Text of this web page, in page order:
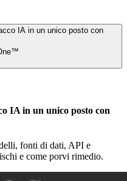
IA in un unico posto con
IA in un unico posto con
fonti di dati, API e
e come porvi rimedio.